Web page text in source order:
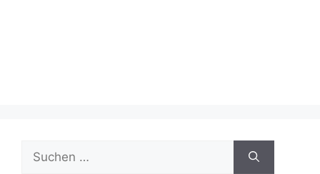
nach: